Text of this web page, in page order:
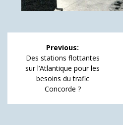
Navigation
l’article
Previous:
Previous
post:
Des stations flottantes
sur l’Atlantique pour les
besoins du trafic
Concorde ?